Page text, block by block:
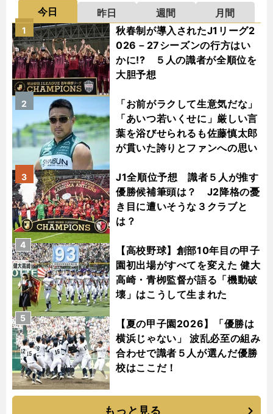
今日 昨日 週間
月間
秋春制が導入されたJ1リーグ2
026－27シーズンの行方はい
かに!? ５人の識者が全順位を
大胆予想
1
「お前がラクして生意気だな」
「あいつ若いくせに」厳しい言
葉を浴びせられるも佐藤慎太郎
が貫いた誇りとファンへの思い
2
J1全順位予想 識者５人が推す
優勝候補筆頭は？ J2降格の憂
き目に遭いそうな３クラブと
は？
3
【高校野球】創部10年目の甲子
園初出場がすべてを変えた 健大
高崎・青栁監督が語る「機動破
壊」はこうして生まれた
4
【夏の甲子園2026】「優勝は
横浜じゃない」 波乱必至の組み
合わせで識者５人が選んだ優勝
校はここだ！
5
もっと見る